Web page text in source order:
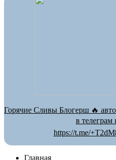
Горячие Сливы Блогерш 🔥
в телеграм
https://t.me/
Главная